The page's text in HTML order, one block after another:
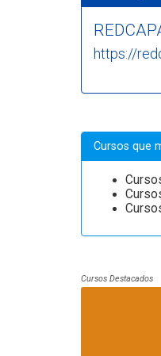
https://
Cursos que
Cursos Destacados